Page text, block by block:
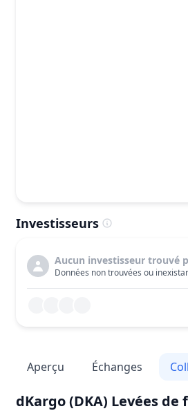
Investisseurs
Aucun investisseur trouvé
Données non trouvées ou
Aperçu Échanges
dKargo(DKA) Levées de